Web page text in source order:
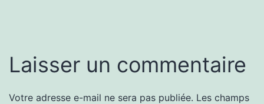
Laisser un commentaire
Votre adresse e-mail ne sera pas publiée. Les champs